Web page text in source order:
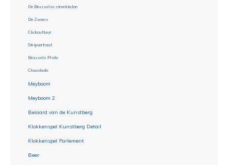
De Brusselse streektalen
De Zwans
Clubcultuur
Stripverhaal
Brussels Pride
Chocolade
Meyboom
Meyboom 2
Beiaard van de Kunstberg
Klokkenspel Kunstberg Detail
Klokkenspel Parlement
Beer